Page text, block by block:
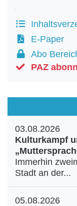
E-Paper
Abo
PAZ
03.08.2026
Kulturkampf
Immerhin
Stadt an der...
05.08.2026